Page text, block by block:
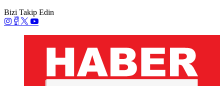
Bizi Takip Edin